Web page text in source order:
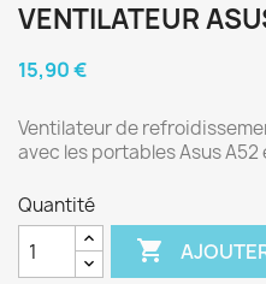
VENTILATEUR
15,90 €
Ventilateur de
avec les portables Asus A52
Quantité
